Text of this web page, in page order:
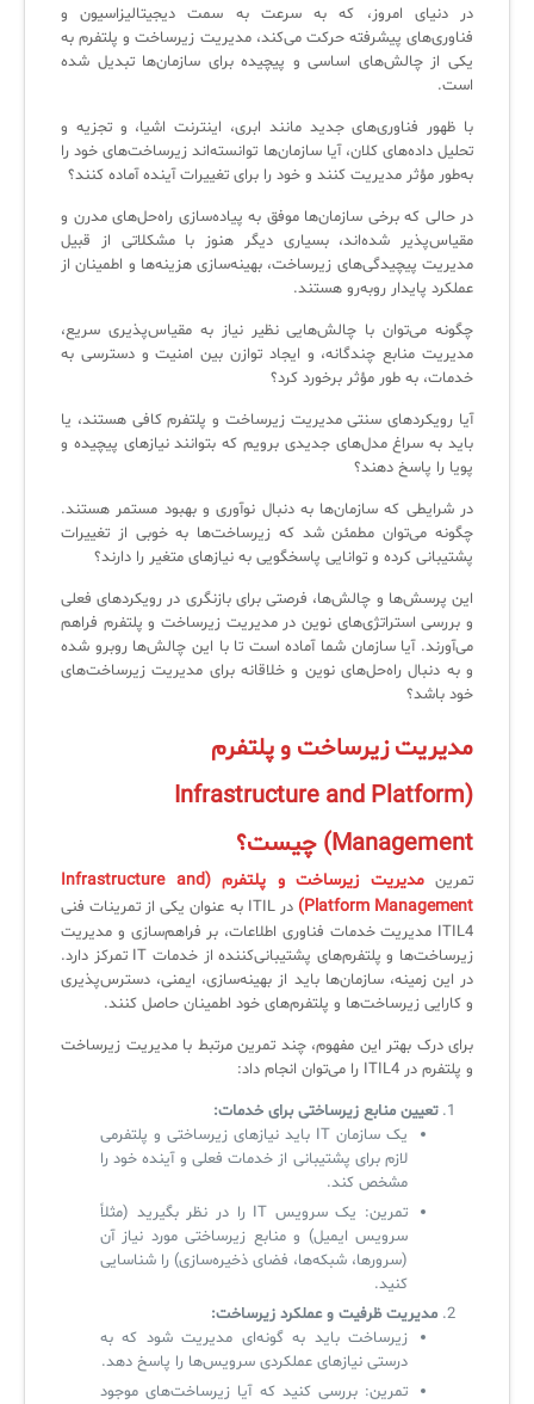
در دنیای امروز، که به سرعت به سمت دیجیتالیزاسیون و
فناوری‌های پیشرفته حرکت می‌کند، مدیریت زیرساخت و پلتفرم به
یکی از چالش‌های اساسی و پیچیده برای سازمان‌ها تبدیل شده
است.
با ظهور فناوری‌های جدید مانند ابری، اینترنت اشیا، و تجزیه و
تحلیل داده‌های کلان، آیا سازمان‌ها توانسته‌اند زیرساخت‌های خود را
به‌طور مؤثر مدیریت کنند و خود را برای تغییرات آینده آماده کنند؟
در حالی که برخی سازمان‌ها موفق به پیاده‌سازی راه‌حل‌های مدرن و
مقیاس‌پذیر شده‌اند، بسیاری دیگر هنوز با مشکلاتی از قبیل
مدیریت پیچیدگی‌های زیرساخت، بهینه‌سازی هزینه‌ها و اطمینان از
عملکرد پایدار روبه‌رو هستند.
چگونه می‌توان با چالش‌هایی نظیر نیاز به مقیاس‌پذیری سریع،
مدیریت منابع چندگانه، و ایجاد توازن بین امنیت و دسترسی به
خدمات، به طور مؤثر برخورد کرد؟
آیا رویکردهای سنتی مدیریت زیرساخت و پلتفرم کافی هستند، یا
باید به سراغ مدل‌های جدیدی برویم که بتوانند نیازهای پیچیده و
پویا را پاسخ دهند؟
در شرایطی که سازمان‌ها به دنبال نوآوری و بهبود مستمر هستند.
چگونه می‌توان مطمئن شد که زیرساخت‌ها به خوبی از تغییرات
پشتیبانی کرده و توانایی پاسخگویی به نیازهای متغیر را دارند؟
این پرسش‌ها و چالش‌ها، فرصتی برای بازنگری در رویکردهای فعلی
و بررسی استراتژی‌های نوین در مدیریت زیرساخت و پلتفرم فراهم
می‌آورند. آیا سازمان شما آماده است تا با این چالش‌ها روبرو شده
و به دنبال راه‌حل‌های نوین و خلاقانه برای مدیریت زیرساخت‌های
خود باشد؟
مدیریت زیرساخت و پلتفرم
(Infrastructure and Platform
Management) چیست؟
تمرین
مدیریت زیرساخت و پلتفرم (Infrastructure and
Platform Management)
در ITIL به عنوان یکی از تمرینات فنی
ITIL4 مدیریت خدمات فناوری اطلاعات، بر فراهم‌سازی و مدیریت
زیرساخت‌ها و پلتفرم‌های پشتیبانی‌کننده از خدمات IT تمرکز دارد.
در این زمینه، سازمان‌ها باید از بهینه‌سازی، ایمنی، دسترس‌پذیری
و کارایی زیرساخت‌ها و پلتفرم‌های خود اطمینان حاصل کنند.
برای درک بهتر این مفهوم، چند تمرین مرتبط با مدیریت زیرساخت
و پلتفرم در ITIL4 را می‌توان انجام داد:
تعیین منابع زیرساختی برای خدمات:
یک سازمان IT باید نیازهای زیرساختی و پلتفرمی
لازم برای پشتیبانی از خدمات فعلی و آینده خود را
مشخص کند.
تمرین: یک سرویس IT را در نظر بگیرید (مثلاً
سرویس ایمیل) و منابع زیرساختی مورد نیاز آن
(سرورها، شبکه‌ها، فضای ذخیره‌سازی) را شناسایی
کنید.
مدیریت ظرفیت و عملکرد زیرساخت:
زیرساخت باید به گونه‌ای مدیریت شود که به
درستی نیازهای عملکردی سرویس‌ها را پاسخ دهد.
تمرین: بررسی کنید که آیا زیرساخت‌های موجود
✦
مدیریت خدمات سازمانی
سرویس دسک پلاس MSP
اندپوینت سنترال [سامانه مدیریت نقاط پایانی]
AD360
◆
برنامه‌ساز هوشمند App Creator
سیستم هوشمند مدیریت فروش و فاکتور
سامانه مدیریت امنیت اطلاعات
✧
سلف سرویس کاربران
سامانه مدیریت دارایی‌ها [Asset Explorer]
سامانه مدیریت پشتیبانی مشتریان
DDI
◉
ManageEngine Malware Protection Plus
سامانه مدیریت دسترسی ممتاز
سامانه مدیریت و مانیتورینگ شبکه
سامانه آزمون آنلاین
✦
مدیریت خدمات منابع انسانی
CIs Control
مجموعه راهکارهای آیناک
✦
آموزش سیستم مدیریت خدمات فناوری اطلاعات
نکته‌های کلیدی برای مدیر انفورماتیک
آموزش‌ ویدیویی مفاهیم سرویس دسک
ITIL & SDP
◆
آموزش فارسی ITIL4
چارچوب ITIL برای همه
فلافلی_فناوری
آرشیو دانلودهای مدانت
لیست دوره‌ها
مقالات آموزشی